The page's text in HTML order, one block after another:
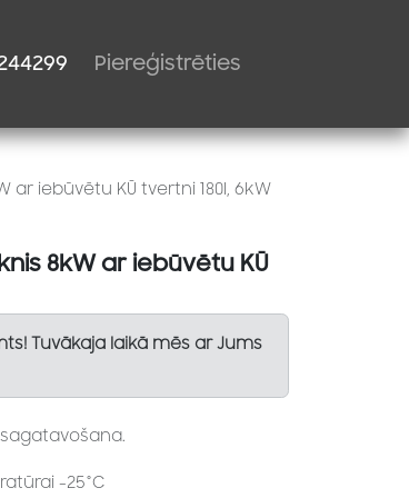
Piereģistrēties
ar iebūvētu KŪ tvertni 180l, 6kW
8kW ar iebūvētu KŪ
Tuvākaja laikā mēs ar Jums
-25°C